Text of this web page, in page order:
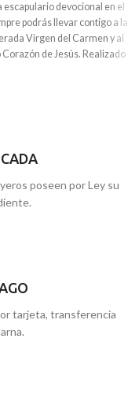
escapulario devocional en el
podrás llevar contigo a la
Virgen del Carmen y al
de Jesús. Realizado
amarillo de 18 kilates y 20 mm
encontrarla en nuestras
Málaga, o si la compras
la enviamos a casa.
poseen por Ley su
tarjeta, transferencia